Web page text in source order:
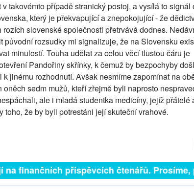
takovémto případě stranický postoj, a vysílá to signál
který je překvapující a znepokojující - že
slovenské společnosti přetrvává dodnes.
původní rozsudky mi signalizuje, že na Slovensku
minulostí. Touha udělat za celou věcí tlustou čáru je
Pandořiny skřínky, k čemuž by bezpochyby
jinému rozhodnutí. Avšak nesmíme zapomínat na
oněch sedm mužů, kteří zřejmě byli naprosto
ale i mladá studentka medicíny, jejíž přátelé
toho, že by byli potrestáni její skuteční vrahové.
na finančních příspěvcích čtenářů. Prosíme,